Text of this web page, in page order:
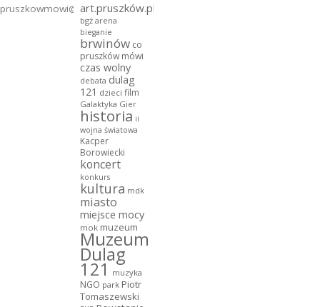
pruszkowmowi@gmail.com
art.pruszków.pl
bgż arena
bieganie
brwinów co
pruszków mówi
czas wolny
debata dulag
121 dzieci film
Galaktyka Gier
historia ii
wojna światowa
Kacper
Borowiecki
koncert
konkurs
kultura mdk
miasto
miejsce mocy
mok muzeum
Muzeum
Dulag
121 muzyka
NGO park Piotr
Tomaszewski